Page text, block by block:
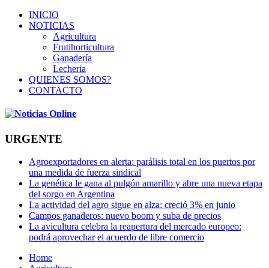
INICIO
NOTICIAS
Agricultura
Frutihorticultura
Ganadería
Lecheria
QUIENES SOMOS?
CONTACTO
URGENTE
Agroexportadores en alerta: parálisis total en los puertos por
una medida de fuerza sindical
La genética le gana al pulgón amarillo y abre una nueva etapa
del sorgo en Argentina
La actividad del agro sigue en alza: creció 3% en junio
Campos ganaderos: nuevo boom y suba de precios
La avicultura celebra la reapertura del mercado europeo:
podrá aprovechar el acuerdo de libre comercio
Home